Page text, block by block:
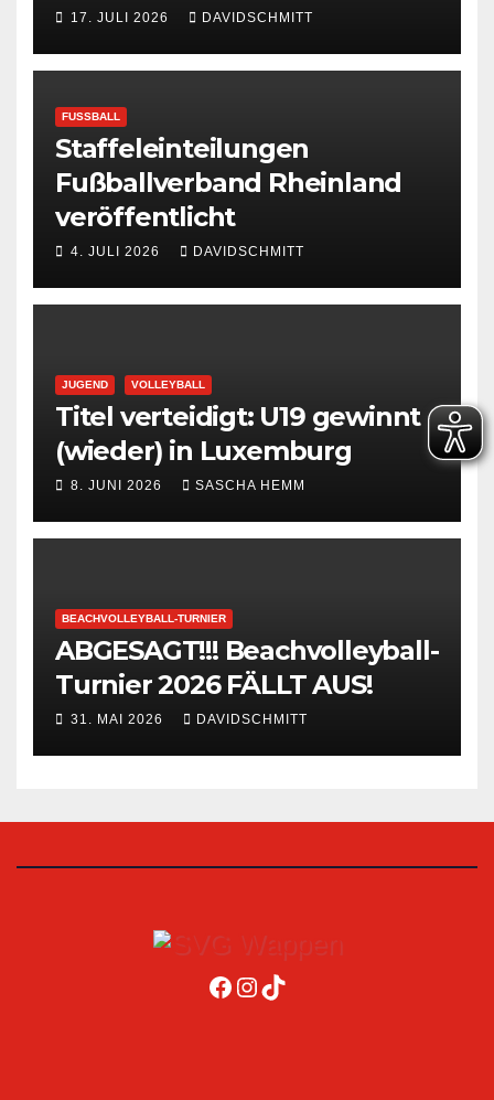
17. JULI 2026 DAVIDSCHMITT
FUSSBALL
Staffeleinteilungen
Fußballverband Rheinland
veröffentlicht
4. JULI 2026 DAVIDSCHMITT
JUGEND VOLLEYBALL
Titel verteidigt: U19 gewinnt
(wieder) in Luxemburg
8. JUNI 2026 SASCHA HEMM
BEACHVOLLEYBALL-TURNIER
ABGESAGT!!! Beachvolleyball-
Turnier 2026 FÄLLT AUS!
31. MAI 2026 DAVIDSCHMITT
Facebook
Instagram
TikTok